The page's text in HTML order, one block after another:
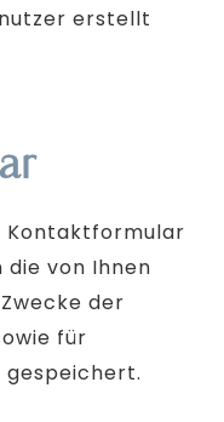
erstellt
Kontaktformular
von Ihnen
der
für
gespeichert.